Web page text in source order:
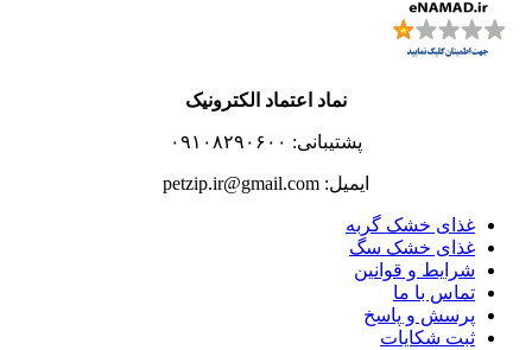
نماد اعتماد الکترونیک
پشتیبانی: ۰۹۱۰۸۲۹۰۶۰۰
ایمیل: petzip.ir@gmail.com
غذای خشک گربه
غذای خشک سگ
شرایط و قوانین
تماس با ما
پرسش و پاسخ
ثبت شکایات